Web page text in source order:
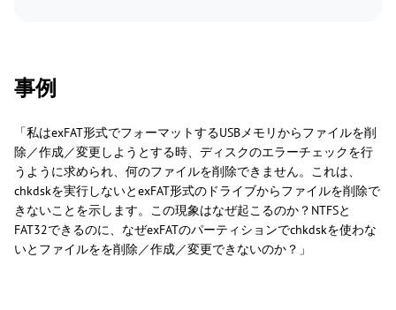
事例
「私はexFAT形式でフォーマットするUSBメモリからファイルを削
除／作成／変更しようとする時、ディスクのエラーチェックを行
うように求められ、何のファイルを削除できません。これは、
chkdskを実行しないとexFAT形式のドライブからファイルを削除で
きないことを示します。この現象はなぜ起こるのか？NTFSと
FAT32できるのに、なぜexFATのパーティションでchkdskを使わな
いとファイルをを削除／作成／変更できないのか？」